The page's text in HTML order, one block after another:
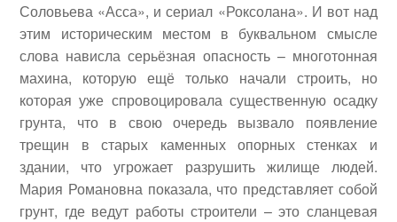
Соловьева «Асса», и сериал «Роксолана». И вот над
этим историческим местом в буквальном смысле
слова нависла серьёзная опасность – многотонная
махина, которую ещё только начали строить, но
которая уже спровоцировала существенную осадку
грунта, что в свою очередь вызвало появление
трещин в старых каменных опорных стенках и
здании, что угрожает разрушить жилище людей.
Мария Романовна показала, что представляет собой
грунт, где ведут работы строители – это сланцевая